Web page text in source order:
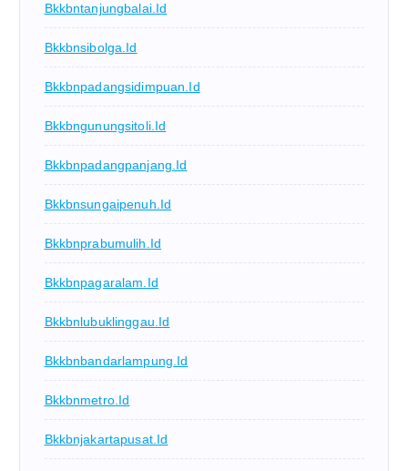
Bkkbntanjungbalai.id
Bkkbnsibolga.id
Bkkbnpadangsidimpuan.id
Bkkbngunungsitoli.id
Bkkbnpadangpanjang.id
Bkkbnsungaipenuh.id
Bkkbnprabumulih.id
Bkkbnpagaralam.id
Bkkbnlubuklinggau.id
Bkkbnbandarlampung.id
Bkkbnmetro.id
Bkkbnjakartapusat.id